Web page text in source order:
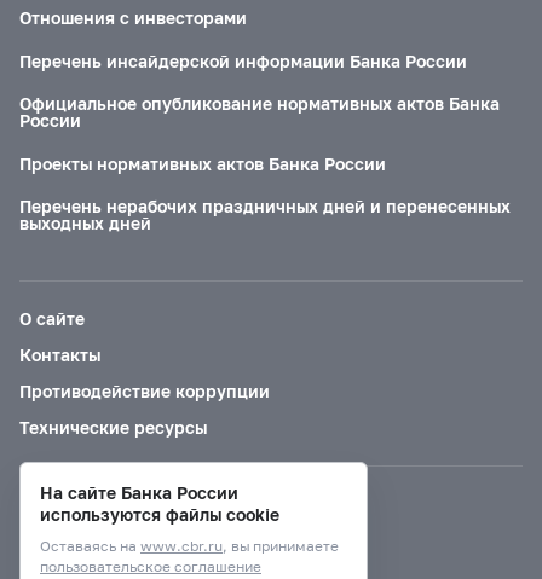
Отношения с инвесторами
Перечень инсайдерской информации Банка России
Официальное опубликование нормативных актов Банка
России
Проекты нормативных актов Банка России
Перечень нерабочих праздничных дней и перенесенных
выходных дней
О сайте
Контакты
Противодействие коррупции
Технические ресурсы
Версия для слабовидящих
На сайте Банка России
используются файлы cookie
Оставаясь на www.cbr.ru, вы принимаете
пользовательское соглашение